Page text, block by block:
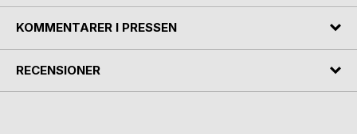
KOMMENTARER I PRESSEN
RECENSIONER